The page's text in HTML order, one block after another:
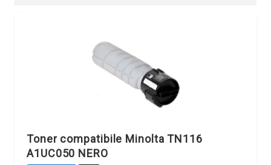
Toner compatibile Minolta TN116
A1UC050 NERO